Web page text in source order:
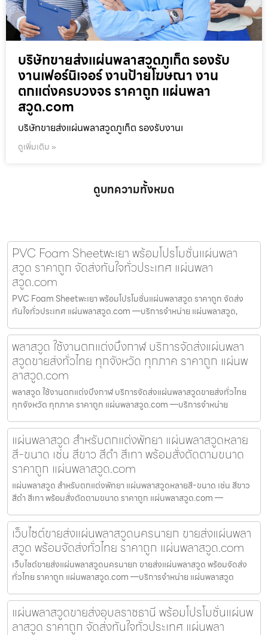
บริษัทขายส่งแผ่นพลาสวูดภูเก็ต รองรับ
งานเฟอร์นิเจอร์ งานป้ายโฆษณา งาน
ตกแต่งครบวงจร ราคาถูก แผ่นพลา
สวูด.com
บริษัทขายส่งแผ่นพลาสวูดภูเก็ต รองรับงานเ
ดูเพิ่มเติม »
ดูบทความทั้งหมด
PVC Foam Sheetพะเยา พร้อมโปรโมชั่นแผ่นพลา
สวูด ราคาถูก จัดส่งทันใจทั่วประเทศ แผ่นพลา
สวูด.com
PVC Foam Sheetพะเยา พร้อมโปรโมชั่นแผ่นพลาสวูด ราคาถูก จัดส่ง
ทันใจทั่วประเทศ แผ่นพลาสวูด.com —บริการจำหน่าย แผ่นพลาสวูด,
พลาสวูด ใช้งานตกแต่งบึงกาฬ บริการจัดส่งแผ่นพลา
สวูดขายส่งทั่วไทย ทุกจังหวัด ทุกภาค ราคาถูก แผ่นพ
ลาสวูด.com
พลาสวูด ใช้งานตกแต่งบึงกาฬ บริการจัดส่งแผ่นพลาสวูดขายส่งทั่วไทย
ทุกจังหวัด ทุกภาค ราคาถูก แผ่นพลาสวูด.com —บริการจำหน่าย
แผ่นพลาสวูด สำหรับตกแต่งพัทยา แผ่นพลาสวูดหลาย
สี-ขนาด เช่น สีขาว สีดำ สีเทา พร้อมสั่งตัดตามขนาด
ราคาถูก แผ่นพลาสวูด.com
แผ่นพลาสวูด สำหรับตกแต่งพัทยา แผ่นพลาสวูดหลายสี-ขนาด เช่น สีขาว
สีดำ สีเทา พร้อมสั่งตัดตามขนาด ราคาถูก แผ่นพลาสวูด.com —
เว็บไซต์ขายส่งแผ่นพลาสวูดนครนายก ขายส่งแผ่นพลา
สวูด พร้อมจัดส่งทั่วไทย ราคาถูก แผ่นพลาสวูด.com
เว็บไซต์ขายส่งแผ่นพลาสวูดนครนายก ขายส่งแผ่นพลาสวูด พร้อมจัดส่ง
ทั่วไทย ราคาถูก แผ่นพลาสวูด.com —บริการจำหน่าย แผ่นพลาสวูด
แผ่นพลาสวูดขายส่งอุบลราชธานี พร้อมโปรโมชั่นแผ่นพ
ลาสวูด ราคาถูก จัดส่งทันใจทั่วประเทศ แผ่นพลา